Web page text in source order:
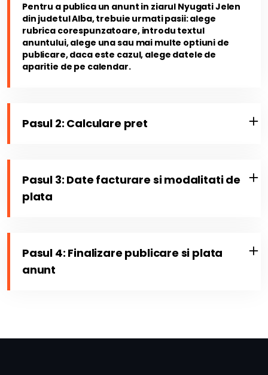
Pentru a publica un anunt in ziarul Nyugati Jelen
din judetul Alba, trebuie urmati pasii: alege
rubrica corespunzatoare, introdu textul
anuntului, alege una sau mai multe optiuni de
publicare, daca este cazul, alege datele de
aparitie de pe calendar.
Pasul 2: Calculare pret
Pasul 3: Date facturare si modalitati de
plata
Pasul 4: Finalizare publicare si plata
anunt